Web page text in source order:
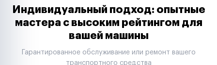
Таксопарки
Автодилеры
Строительные компании
Индивидуальный подход: опытные
мастера с высоким рейтингом для
вашей машины
Гарантированное обслуживание или ремонт вашего
транспортного средства